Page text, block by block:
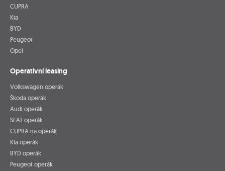
CUPRA
Kia
BYD
Peugeot
Opel
Operativní leasing
Volkswagen operák
Škoda operák
Audi operák
SEAT operák
CUPRA na operák
Kia operák
BYD operák
Peugeot operák